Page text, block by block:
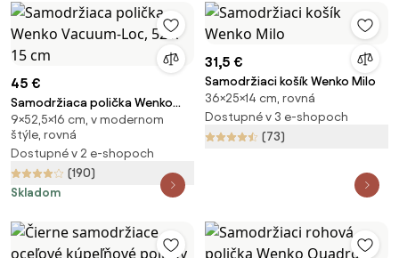
45 €
Samodržiaca polička Wenko
Vacuum-Loc, 52 x 15 cm
9×52,5×16 cm, v modernom
štýle, rovná
Dostupné v 2 e-shopoch
(190)
Skladom
31,5 €
Samodržiaci košík Wenko Milo
36×25×14 cm, rovná
Dostupné v 3 e-shopoch
(73)